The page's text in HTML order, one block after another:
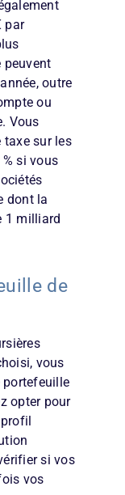
par
peuvent
outre
ou
Vous
taxe sur les
si vous
dont la
1 milliard
de
vous
portefeuille
opter pour
si vos
vos